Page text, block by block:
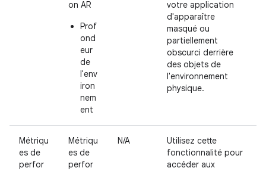
on AR
Prof
ond
eur
de
l'env
iron
nem
ent
votre application
d'apparaître
masqué ou
partiellement
obscurci derrière
des objets de
l'environnement
physique.
Métriqu
es de
perfor
Métriqu
es de
perfor
N/A
Utilisez cette
fonctionnalité pour
accéder aux